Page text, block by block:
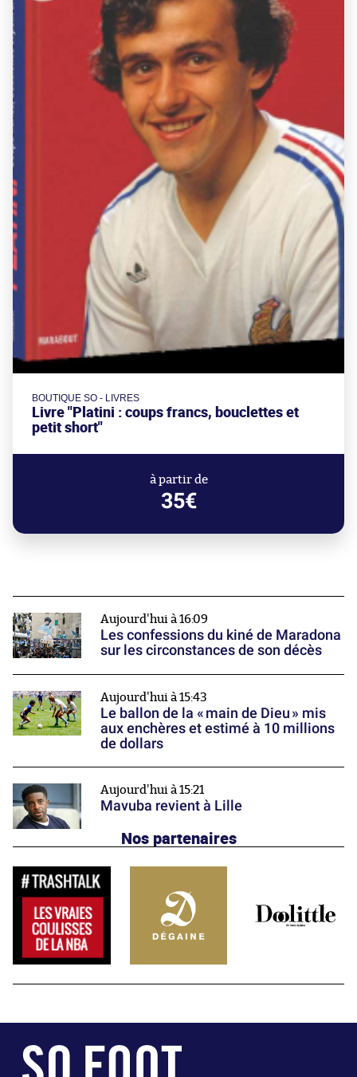
BOUTIQUE SO - LIVRES
Livre "Platini : coups francs, bouclettes et
petit short"
à partir de
35€
Aujourd'hui à 16:09
Les confessions du kiné de Maradona
sur les circonstances de son décès
Aujourd'hui à 15:43
Le ballon de la « main de Dieu » mis
aux enchères et estimé à 10 millions
de dollars
Aujourd'hui à 15:21
Mavuba revient à Lille
Nos partenaires